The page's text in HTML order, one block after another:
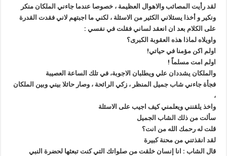
لقد رأيت المصائب والاهوال العظيمة ، خصوصا عندما جاءني الملكان منكر
ونكير و أخذا يسئلاني الكثير من الاسئلة ، لكني ما اجبتهم لاني فقدت القدرة
على الكلام بعد ان انعقد لساني فقلت في نفسي :
واويلاه لماذا هذه العقوبة الكبرى؟
اولم اكن مؤمنا في حياتي!
اولم امت مسلماً !
والملكان يشددان علي ويطلبان الاجوبة، في تلك الساعة العصيبة
فجأة جاءني شاب جميل المنظر ، زكي الرائحة ، وصار حائلا بيني وبين الملكان
،
واخذ يلقنني ويعلمني كيف اجيب على الاسئلة
سألت من ذلك الشاب الجميل
قلت له رحمك الله من انت؟
لقد انقذتني من محنة كبيرة
قال الشاب : انا إنسان خلقت من صلواتك التي كنت تبعثها لحضرة النبي